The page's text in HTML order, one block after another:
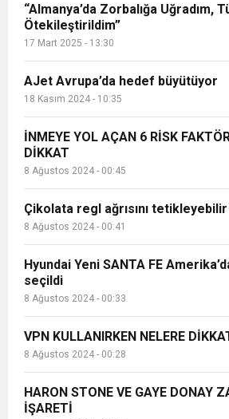
“Almanya’da Zorbalığa Uğradım,
Ötekileştirildim”
17 Mart 2025 - 13:30
AJet Avrupa’da hedef büyütüyor
18 Kasım 2024 - 10:35
İNMEYE YOL AÇAN 6 RİSK
DİKKAT
8 Ağustos 2024 - 00:45
Çikolata regl ağrısını tetikleyebilir
8 Ağustos 2024 - 00:41
Hyundai Yeni SANTA FE
seçildi
8 Ağustos 2024 - 00:33
VPN KULLANIRKEN NELERE
8 Ağustos 2024 - 00:28
HARON STONE VE GAYE DONAY
İŞARETİ